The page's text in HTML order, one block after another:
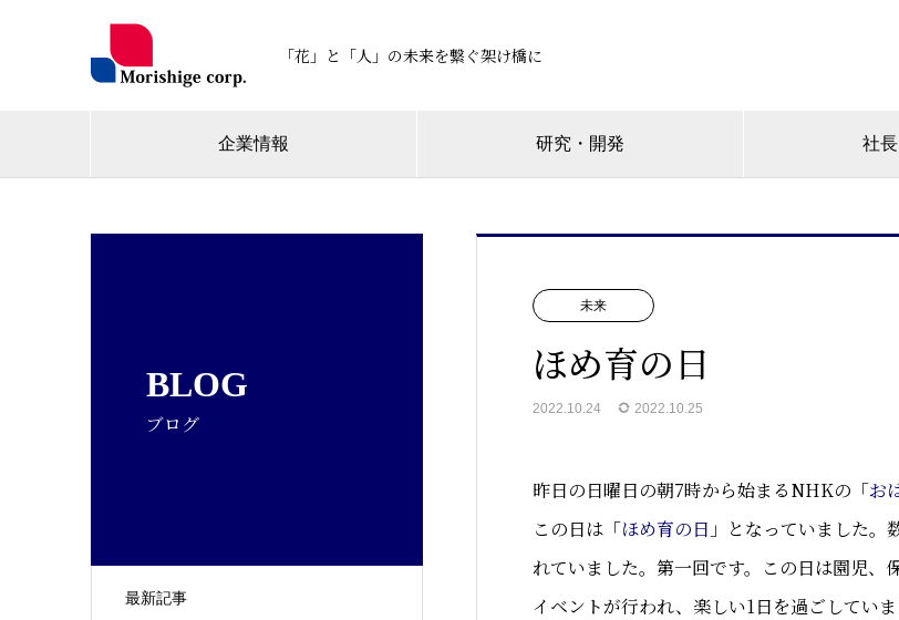
「花」と「人」の未来を繋ぐ架け橋に
企業情報 研究・開発 社
BLOG
ブログ
最新記事
未来
ほめ育の日
2022.10.24 2022.10.25
昨日の日曜日の朝7時から始まるNHKの「お
この日は「ほめ育の日 」となっていました。
れていました。第一回です。この日は園児、
イベントが行われ、楽しい1日を過ごしていま